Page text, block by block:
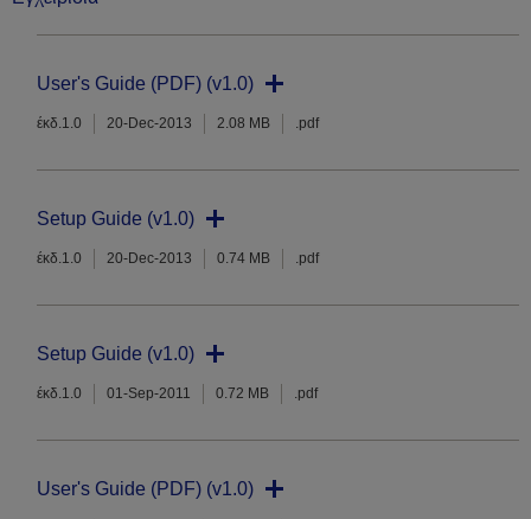
User's Guide (PDF) (v1.0)
έκδ.1.0 20-Dec-2013 2.08 MB .pdf
Setup Guide (v1.0)
έκδ.1.0 20-Dec-2013 0.74 MB .pdf
Setup Guide (v1.0)
έκδ.1.0 01-Sep-2011 0.72 MB .pdf
User's Guide (PDF) (v1.0)